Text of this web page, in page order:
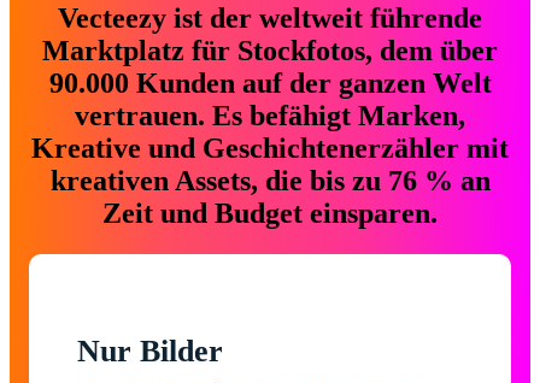
Vecteezy ist der weltweit führende
Marktplatz für Stockfotos, dem über
90.000 Kunden auf der ganzen Welt
vertrauen. Es befähigt Marken,
Kreative und Geschichtenerzähler mit
kreativen Assets, die bis zu 76 % an
Zeit und Budget einsparen.
Nur Bilder